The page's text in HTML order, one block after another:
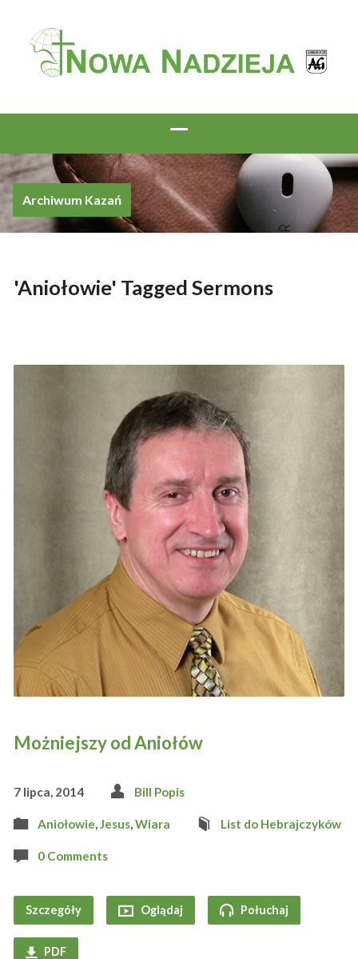
Archiwum Kazań
'Aniołowie' Tagged Sermons
Możniejszy od Aniołów
7 lipca, 2014 Bill Popis
Aniołowie Jesus, Wiara List do Hebrajczyków
0 Comments
Szczegóły Oglądaj Połuchaj
PDF